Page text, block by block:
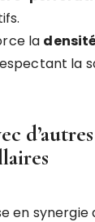
la
la
d’autres
en synergie